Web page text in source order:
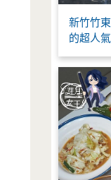
新竹竹
的超人